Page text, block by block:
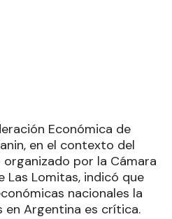
Económica de
en el contexto del
por la Cámara
Las Lomitas, indicó que
nacionales la
en Argentina es crítica.